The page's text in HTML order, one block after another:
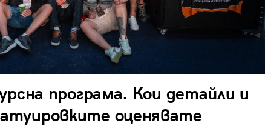
програма. Кои детайли и
оценявате